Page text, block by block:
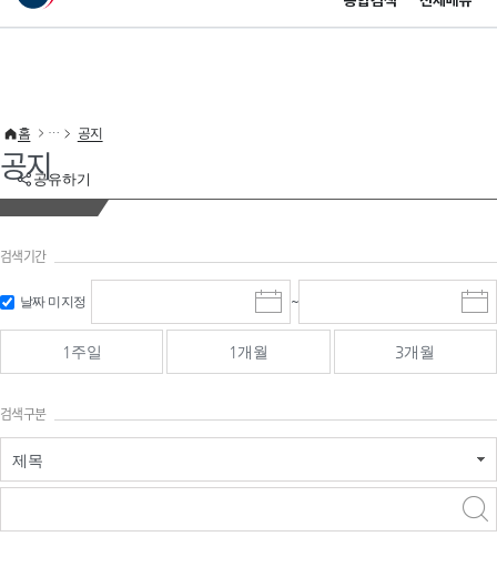
이 누리집은 대한민국 공식 전자정부 누리집입니다.
공유하기
홈 공지
공지
검색기간
날짜 미지정
시
작
일
선
~
종
료
선
1주일 1개월 3개월
검색구분
제목